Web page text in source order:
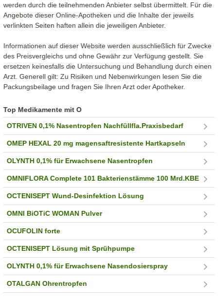
werden durch die teilnehmenden Anbieter selbst übermittelt. Für die
Angebote dieser Online-Apotheken und die Inhalte der jeweils
verlinkten Seiten haften allein die jeweiligen Anbieter.
Informationen auf dieser Website werden ausschließlich für Zwecke
des Preisvergleichs und ohne Gewähr zur Verfügung gestellt. Sie
ersetzen keinesfalls die Untersuchung und Behandlung durch einen
Arzt. Generell gilt: Zu Risiken und Nebenwirkungen lesen Sie die
Packungsbeilage und fragen Sie Ihren Arzt oder Apotheker.
Top Medikamente mit O
OTRIVEN 0,1% Nasentropfen Nachfüllfla.Praxisbedarf
OMEP HEXAL 20 mg magensaftresistente Hartkapseln
OLYNTH 0,1% für Erwachsene Nasentropfen
OMNIFLORA Complete 101 Bakterienstämme 100 Mrd.KBE
OCTENISEPT Wund-Desinfektion Lösung
OMNI BiOTiC WOMAN Pulver
OCUFOLIN forte
OCTENISEPT Lösung mit Sprühpumpe
OLYNTH 0,1% für Erwachsene Nasendosierspray
OTALGAN Ohrentropfen